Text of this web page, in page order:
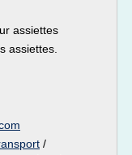
assiettes
assiettes.
/